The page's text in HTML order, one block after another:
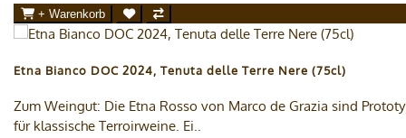
+ Warenkorb
Etna Bianco DOC 2024, Tenuta delle Terre Nere (75cl)
Zum Weingut: Die Etna Rosso von Marco de Grazia sind
für klassische Terroirweine. Ei..